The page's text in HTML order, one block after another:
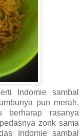
Indomie sambal
pun merah,
berharap rasanya
zonk sama
Indomie sambal